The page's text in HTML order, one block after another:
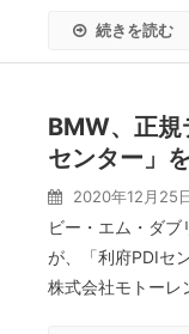
続きを読む
BMW、正規
センター」
2020年12月25
ビー・エム・ダ
が、「利府PDIセ
株式会社モトー